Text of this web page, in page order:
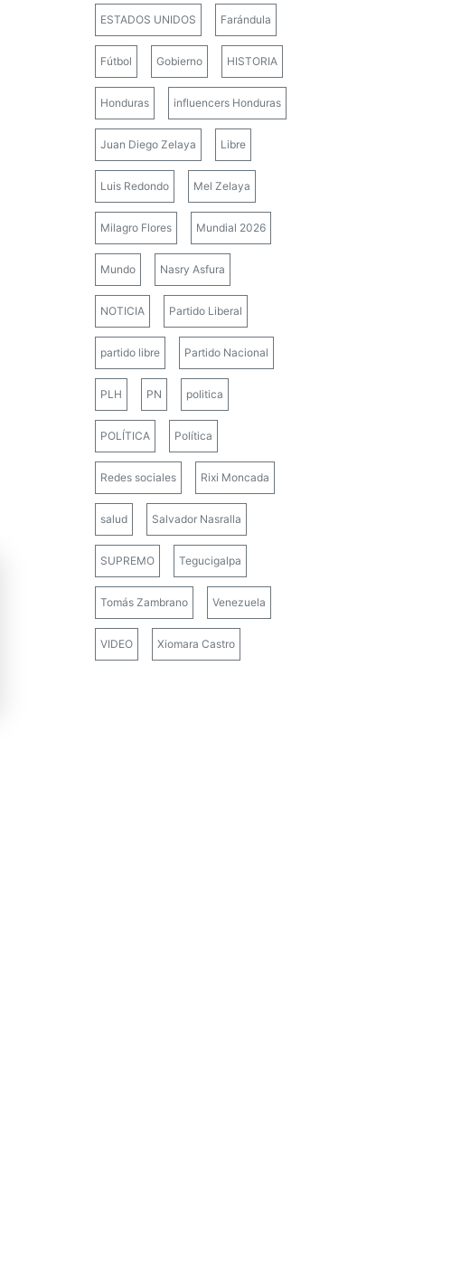
ESTADOS UNIDOS Farándula
Fútbol Gobierno HISTORIA
Honduras influencers Honduras
Juan Diego Zelaya Libre
Luis Redondo Mel Zelaya
Milagro Flores Mundial 2026
Mundo Nasry Asfura
NOTICIA Partido Liberal
partido libre Partido Nacional
PLH PN politica
POLÍTICA Política
Redes sociales Rixi Moncada
salud Salvador Nasralla
SUPREMO Tegucigalpa
Tomás Zambrano Venezuela
VIDEO Xiomara Castro